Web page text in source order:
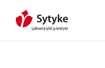
content